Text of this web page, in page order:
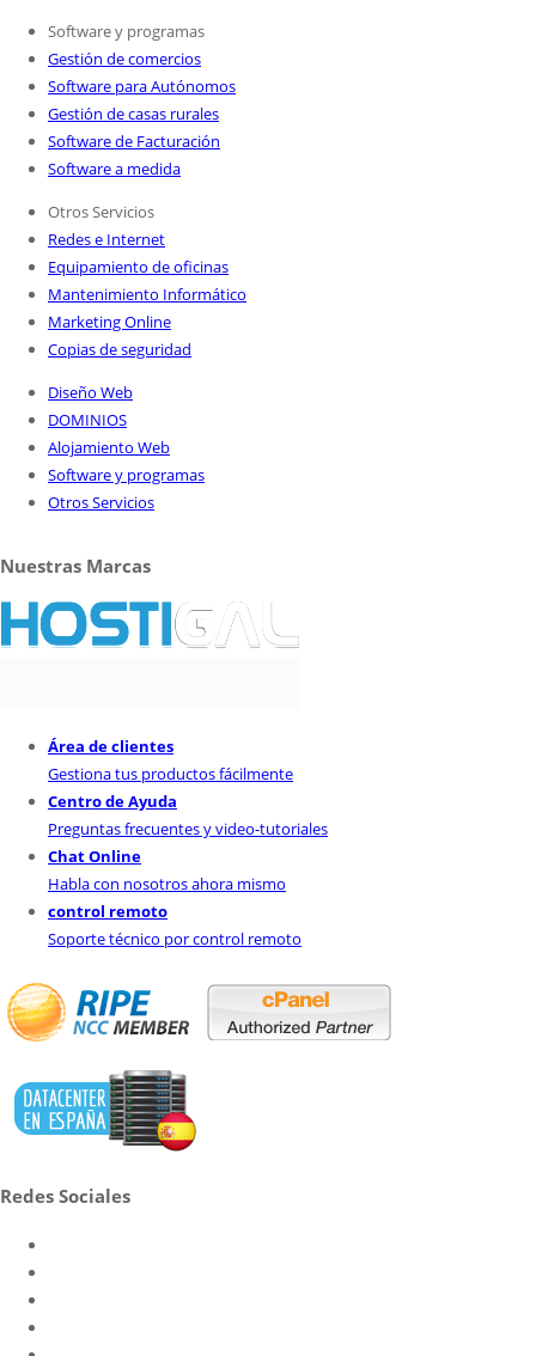
Software y programas
Gestión de comercios
Software para Autónomos
Gestión de casas rurales
Software de Facturación
Software a medida
Otros Servicios
Redes e Internet
Equipamiento de oficinas
Mantenimiento Informático
Marketing Online
Copias de seguridad
Diseño Web
DOMINIOS
Alojamiento Web
Software y programas
Otros Servicios
Nuestras Marcas
Área de clientes
Gestiona tus productos fácilmente
Centro de Ayuda
Preguntas frecuentes y video-tutoriales
Chat Online
Habla con nosotros ahora mismo
control remoto
Soporte técnico por control remoto
Redes Sociales